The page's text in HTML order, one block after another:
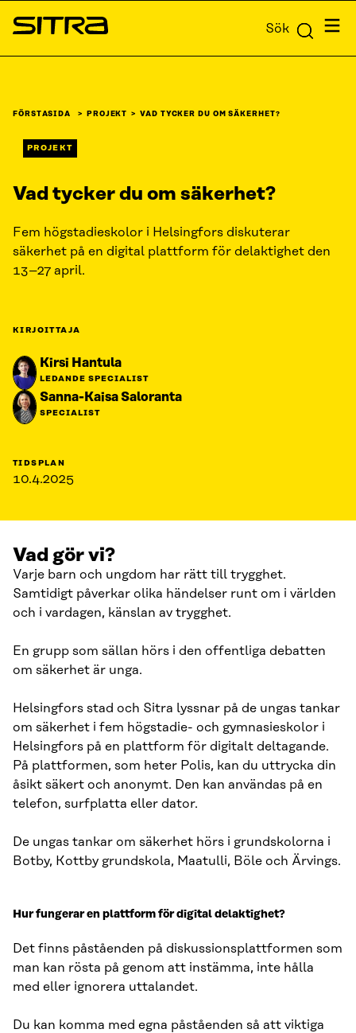
Skip to
content
Sitra Sök Meny
FÖRSTASIDA PROJEKT VAD TYCKER DU OM SÄKERHET?
PROJEKT
Vad tycker du om säkerhet?
Fem högstadieskolor i Helsingfors diskuterar
säkerhet på en digital plattform för delaktighet den
13–27 april.
KIRJOITTAJA
Kirsi Hantula
LEDANDE SPECIALIST
Sanna-Kaisa Saloranta
SPECIALIST
TIDSPLAN
10.4.2025
Vad gör vi?
Varje barn och ungdom har rätt till trygghet.
Samtidigt påverkar olika händelser runt om i världen
och i vardagen, känslan av trygghet.
En grupp som sällan hörs i den offentliga debatten
om säkerhet är unga.
Helsingfors stad och Sitra lyssnar på de ungas tankar
om säkerhet i fem högstadie- och gymnasieskolor i
Helsingfors på en plattform för digitalt deltagande.
På plattformen, som heter Polis, kan du uttrycka din
åsikt säkert och anonymt. Den kan användas på en
telefon, surfplatta eller dator.
De ungas tankar om säkerhet hörs i grundskolorna i
Botby, Kottby grundskola, Maatulli, Böle och Ärvings.
Hur fungerar en plattform för digital delaktighet?
Det finns påståenden på diskussionsplattformen som
man kan rösta på genom att instämma, inte hålla
med eller ignorera uttalandet.
Du kan komma med egna påståenden så att viktiga